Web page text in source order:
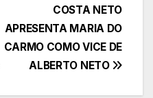
COSTA NETO
APRESENTA MARIA DO
CARMO COMO VICE DE
ALBERTO NETO